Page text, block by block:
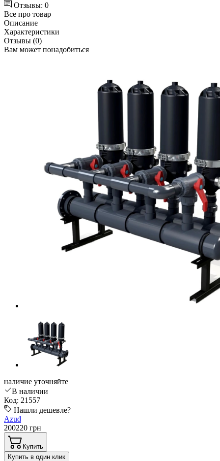
Отзывы: 0
Все про товар
Описание
Характеристики
Отзывы (0)
Вам может понадобиться
наличие уточняйте
В наличии
Код: 21557
Нашли дешевле?
Azud
200220 грн
Купить
Купить в один клик